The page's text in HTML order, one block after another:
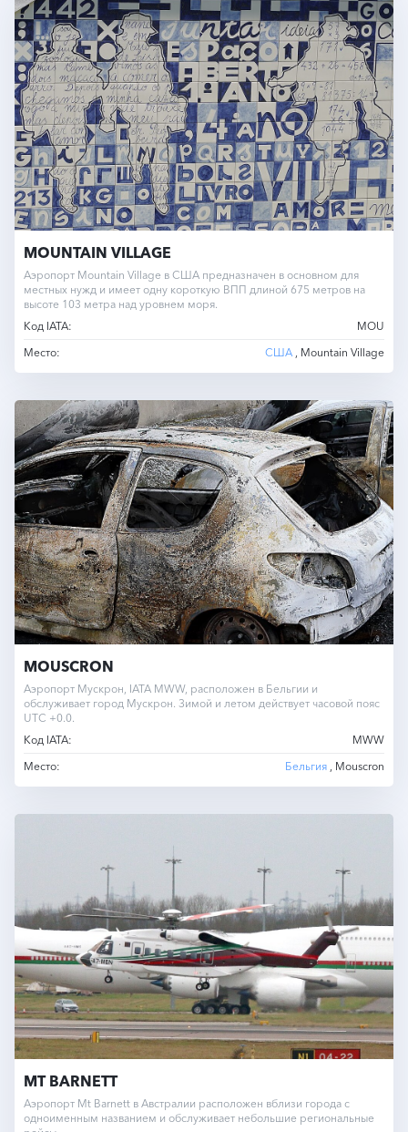
MOUNTAIN VILLAGE
Аэропорт Mountain Village в США предназначен в основном для
местных нужд и имеет одну короткую ВПП длиной 675 метров на
высоте 103 метра над уровнем моря.
Код IATA:
MOU
Место:
США , Mountain Village
MOUSCRON
Аэропорт Мускрон, IATA MWW, расположен в Бельгии и
обслуживает город Мускрон. Зимой и летом действует часовой пояс
UTC +0.0.
Код IATA:
MWW
Место:
Бельгия , Mouscron
MT BARNETT
Аэропорт Mt Barnett в Австралии расположен вблизи города с
одноименным названием и обслуживает небольшие региональные